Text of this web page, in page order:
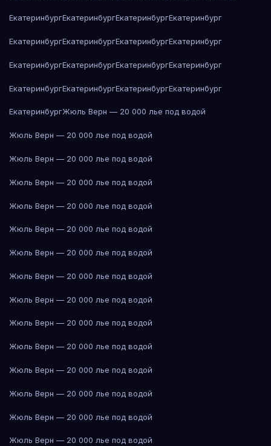
ЕкатеринбургЕкатеринбургЕкатеринбургЕкатеринбург
ЕкатеринбургЕкатеринбургЕкатеринбургЕкатеринбург
ЕкатеринбургЕкатеринбургЕкатеринбургЕкатеринбург
ЕкатеринбургЕкатеринбургЕкатеринбургЕкатеринбург
ЕкатеринбургЖюль Верн — 20 000 лье под водой
Жюль Верн — 20 000 лье под водой
Жюль Верн — 20 000 лье под водой
Жюль Верн — 20 000 лье под водой
Жюль Верн — 20 000 лье под водой
Жюль Верн — 20 000 лье под водой
Жюль Верн — 20 000 лье под водой
Жюль Верн — 20 000 лье под водой
Жюль Верн — 20 000 лье под водой
Жюль Верн — 20 000 лье под водой
Жюль Верн — 20 000 лье под водой
Жюль Верн — 20 000 лье под водой
Жюль Верн — 20 000 лье под водой
Жюль Верн — 20 000 лье под водой
Жюль Верн — 20 000 лье под водой